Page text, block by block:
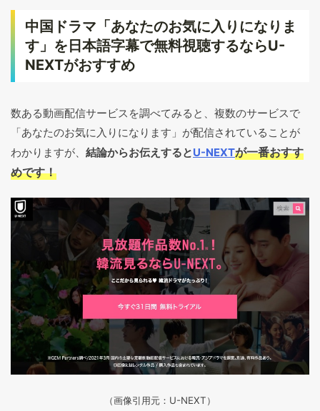
中国ドラマ「あなたのお気に入りになりま
す」を日本語字幕で無料視聴するならU-
NEXTがおすすめ
数ある動画配信サービスを調べてみると、複数のサービスで
「あなたのお気に入りになります」が配信されていることが
わかりますが、 結論からお伝えするとU-NEXTが一番おすす
めです！
（画像引用元：U-NEXT）